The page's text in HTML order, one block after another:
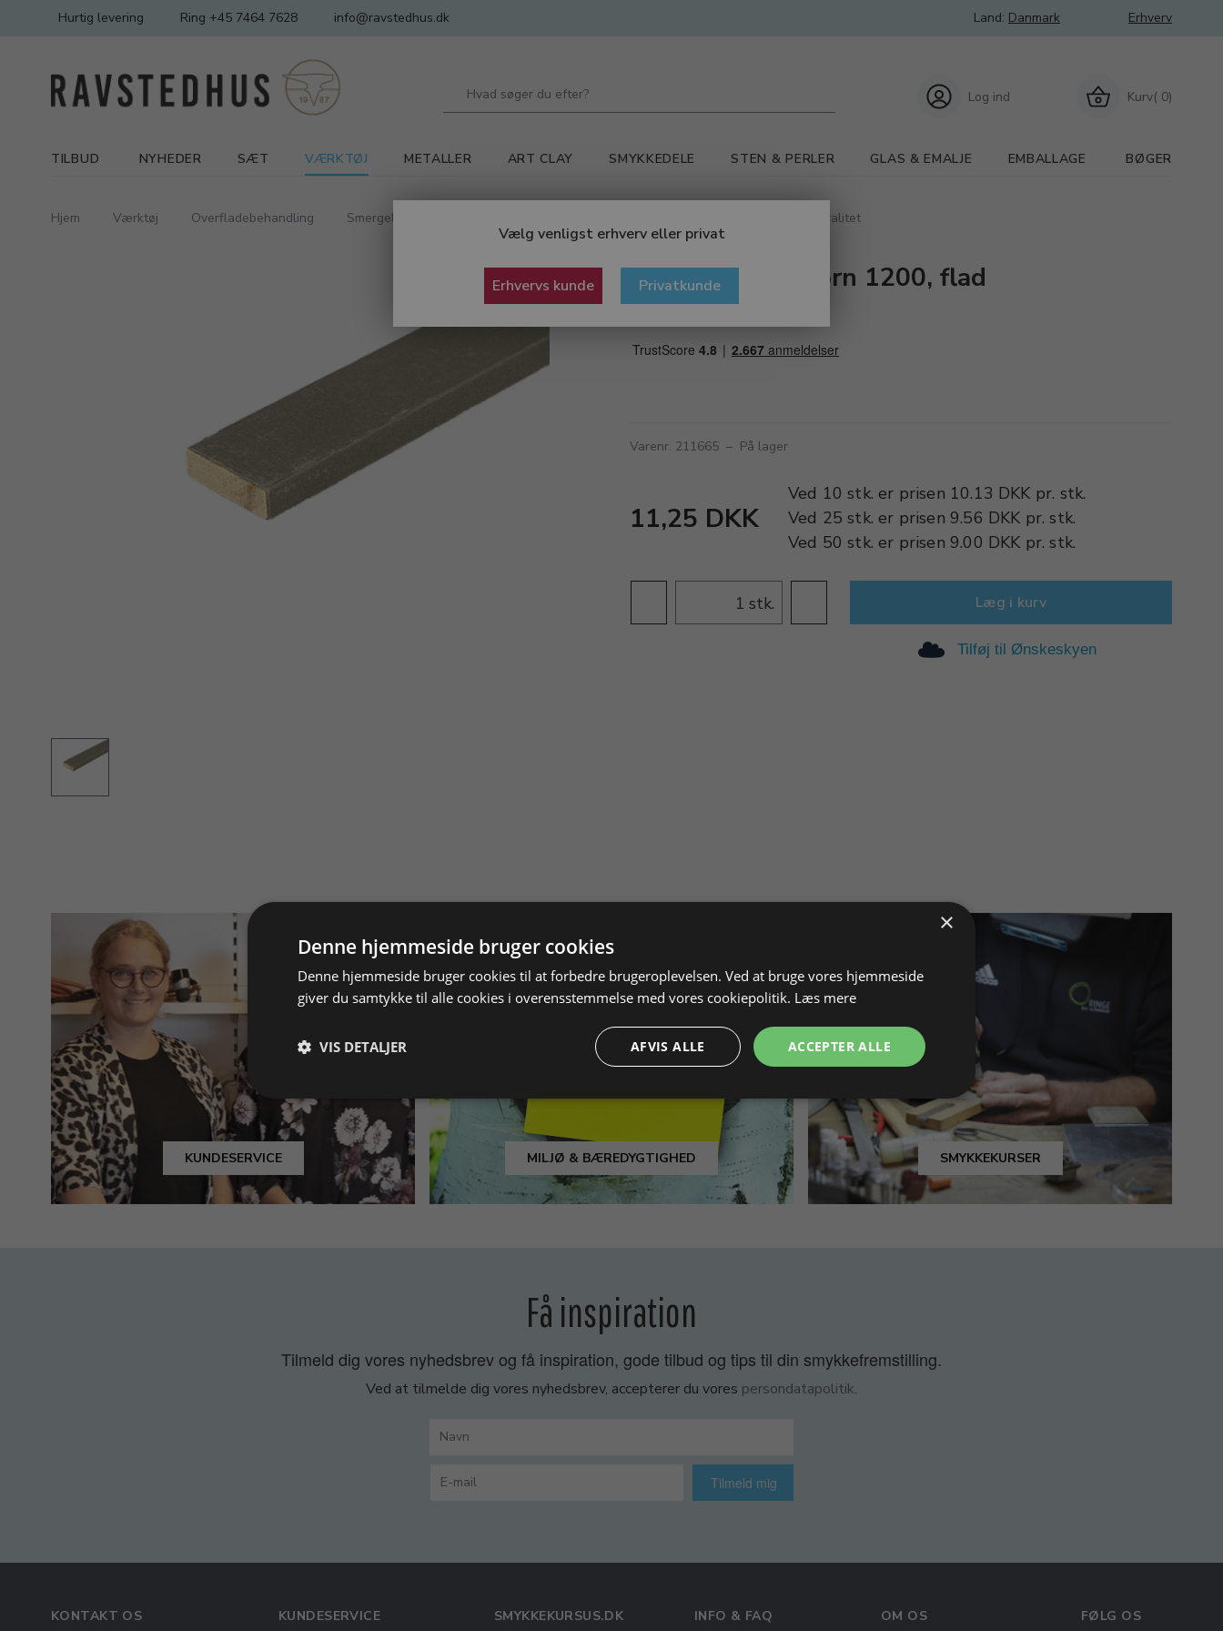
Vælg venligst erhverv eller privat
Erhvervs kunde Privatkunde
Hurtig levering Ring +45 7464 7628 info@ravstedhus.dk Land: Danmark Erhverv
Kurv( 0)
Log ind
TILBUD NYHEDER SÆT VÆRKTØJ METALLER ART CLAY SMYKKEDELE STEN & PERLER GLAS & EMALJE EMBALLAGE BØGER
Hjem Værktøj Overfladebehandling Smergellærred / slibepapir / slibeværktøj Smergelpinde korn 1200, flad tysk kvalitet
Smergelpinde korn 1200, flad
tysk kvalitet
Varenr. 211665 – På lager
11,25 DKK
Ved 10 stk. er prisen 10.13 DKK pr. stk.
Ved 25 stk. er prisen 9.56 DKK pr.stk.
Ved 50 stk. er prisen 9.00 DKK pr.stk.
stk. Læg i kurv
Tilføj til Ønskeskyen
KUNDESERVICE MILJØ & BÆREDYGTIGHED SMYKKEKURSER
Få inspiration
Tilmeld dig vores nyhedsbrev og få inspiration, gode tilbud og tips til din smykkefremstilling.
Ved at tilmelde dig vores nyhedsbrev, accepterer du vores persondatapolitik.
Tilmeld mig
KONTAKT OS KUNDESERVICE SMYKKEKURSUS.DK INFO & FAQ OM OS FØLG OS
×
Denne hjemmeside bruger cookies
Denne hjemmeside bruger cookies til at forbedre brugeroplevelsen. Ved at bruge vores hjemmeside
giver du samtykke til alle cookies i overensstemmelse med vores cookiepolitik. Læs mere
ACCEPTER ALLE
AFVIS ALLE
VIS DETALJER